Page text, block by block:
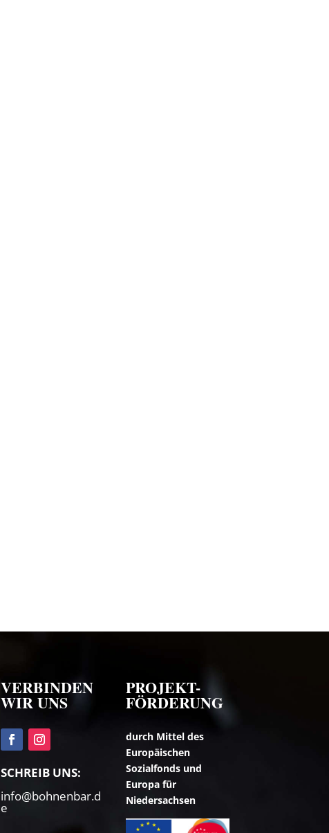
VERBINDEN
WIR UNS
SCHREIB UNS:
info@bohnenbar.d
e
PROJEKT-
FÖRDERUNG
durch Mittel des
Europäischen
Sozialfonds und
Europa für
Niedersachsen